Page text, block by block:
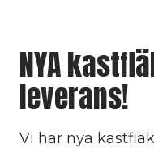
NYA
leverans!
Vi har nya